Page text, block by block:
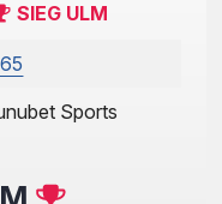
SIEG ULM
Sports